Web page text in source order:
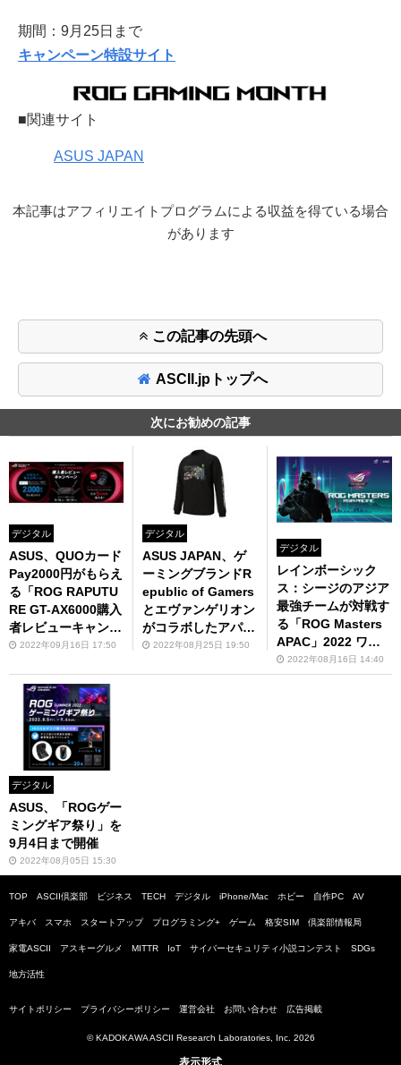
期間：9月25日まで
キャンペーン特設サイト
■関連サイト
ASUS JAPAN
本記事はアフィリエイトプログラムによる収益を得ている場合
があります
この記事の先頭へ
ASCII.jpトップへ
次にお勧めの記事
デジタル
ASUS、QUOカード
Pay2000円がもらえ
る「ROG RAPUTU
RE GT-AX6000購入
者レビューキャンペ
ーン」を開催
2022年09月16日 17:50
デジタル
ASUS JAPAN、ゲ
ーミングブランドR
epublic of Gamers
とエヴァンゲリオン
がコラボしたアパレ
ル3製品を販売
2022年08月25日 19:50
デジタル
レインボーシック
ス：シージのアジア
最強チームが対戦す
る「ROG Masters
APAC」2022 ワー
ルドeスポーツトー
ナメント、8月15日
2022年08月16日 14:40
デジタル
ASUS、「ROGゲー
ミングギア祭り」を
9月4日まで開催
2022年08月05日 15:30
TOP ASCII倶楽部 ビジネス TECH デジタル iPhone/Mac ホビー 自作PC AV
アキバ スマホ スタートアップ プログラミング+ ゲーム 格安SIM 倶楽部情報局
家電ASCII アスキーグルメ MITTR IoT サイバーセキュリティ小説コンテスト SDGs
地方活性
サイトポリシー プライバシーポリシー 運営会社 お問い合わせ 広告掲載
© KADOKAWA ASCII Research Laboratories, Inc. 2026
表示形式